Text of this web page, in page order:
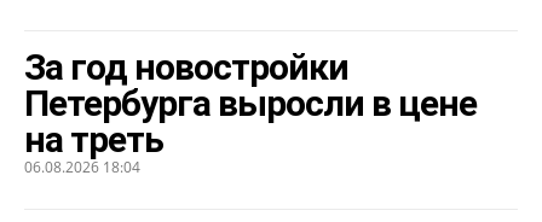
За год новостройки
Петербурга выросли в цене
на треть
06.08.2026 18:04